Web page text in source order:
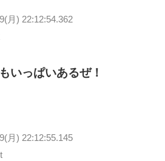
月) 22:12:54.362
いっぱいあるぜ！
月) 22:12:55.145